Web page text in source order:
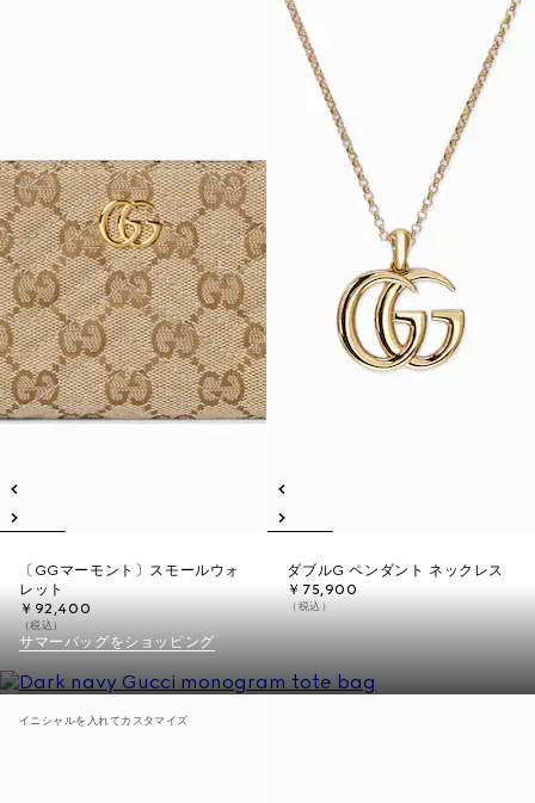
〔GGマーモント〕スモールウォ
レット
￥92,400
（税込）
ダブルG ペンダント ネックレス
￥75,900
（税込）
サマーバッグをショッピング
イニシャルを入れてカスタマイズ